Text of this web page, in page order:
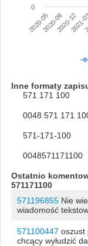
2020-052020-092020-12
0
Inne formaty
571 171 100
0048 571 171
571-171-100
0048571171100
Ostatnio
571171100
571196855Nie
wiadomość
571100447 oszust
chcący wyłudzić